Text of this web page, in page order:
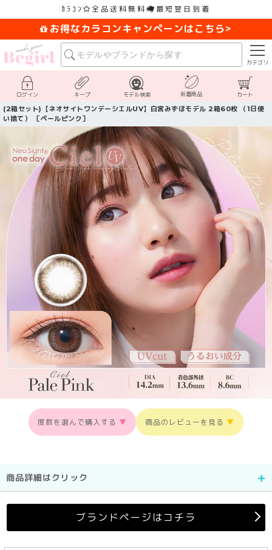
ｶﾗｺﾝ 全品送料無料 最短翌日到着
お得なカラコンキャンペーンはこちら>
カテゴリ
ログイン キープ モデル検索 新着商品 カート
(2箱セット)【ネオサイトワンデーシエルUV】白宮みずほモデル 2箱60枚 （1日使
い捨て） ［ペールピンク］
度数を選んで購入する ▼ 商品のレビューを見る ▼
商品詳細はクリック
ブランドページはコチラ